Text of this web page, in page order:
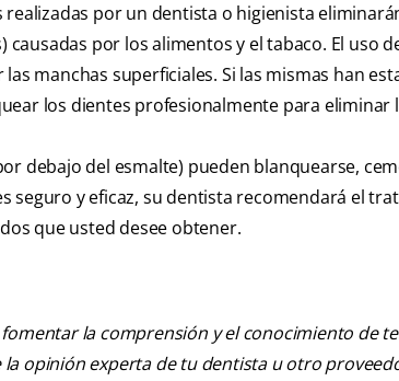
por un dentista o higienista
causadas por los alimentos y el tabaco. El uso
manchas superficiales. Si las mismas han
los dientes profesionalmente para eliminar
debajo del esmalte) pueden blanquearse,
seguro y eficaz, su dentista recomendará el
que usted desee obtener.
la comprensión y el conocimiento de
opinión experta de tu dentista u otro